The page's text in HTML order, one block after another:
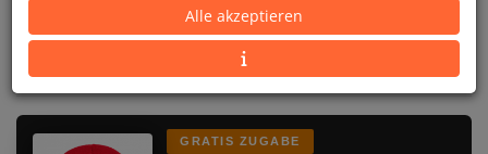
präzisere Tauchplanung und ein Display, das selbst bei miserabler Sicht noch lesbar bleibt.
GRATIS ZUGABE
Alle akzeptieren